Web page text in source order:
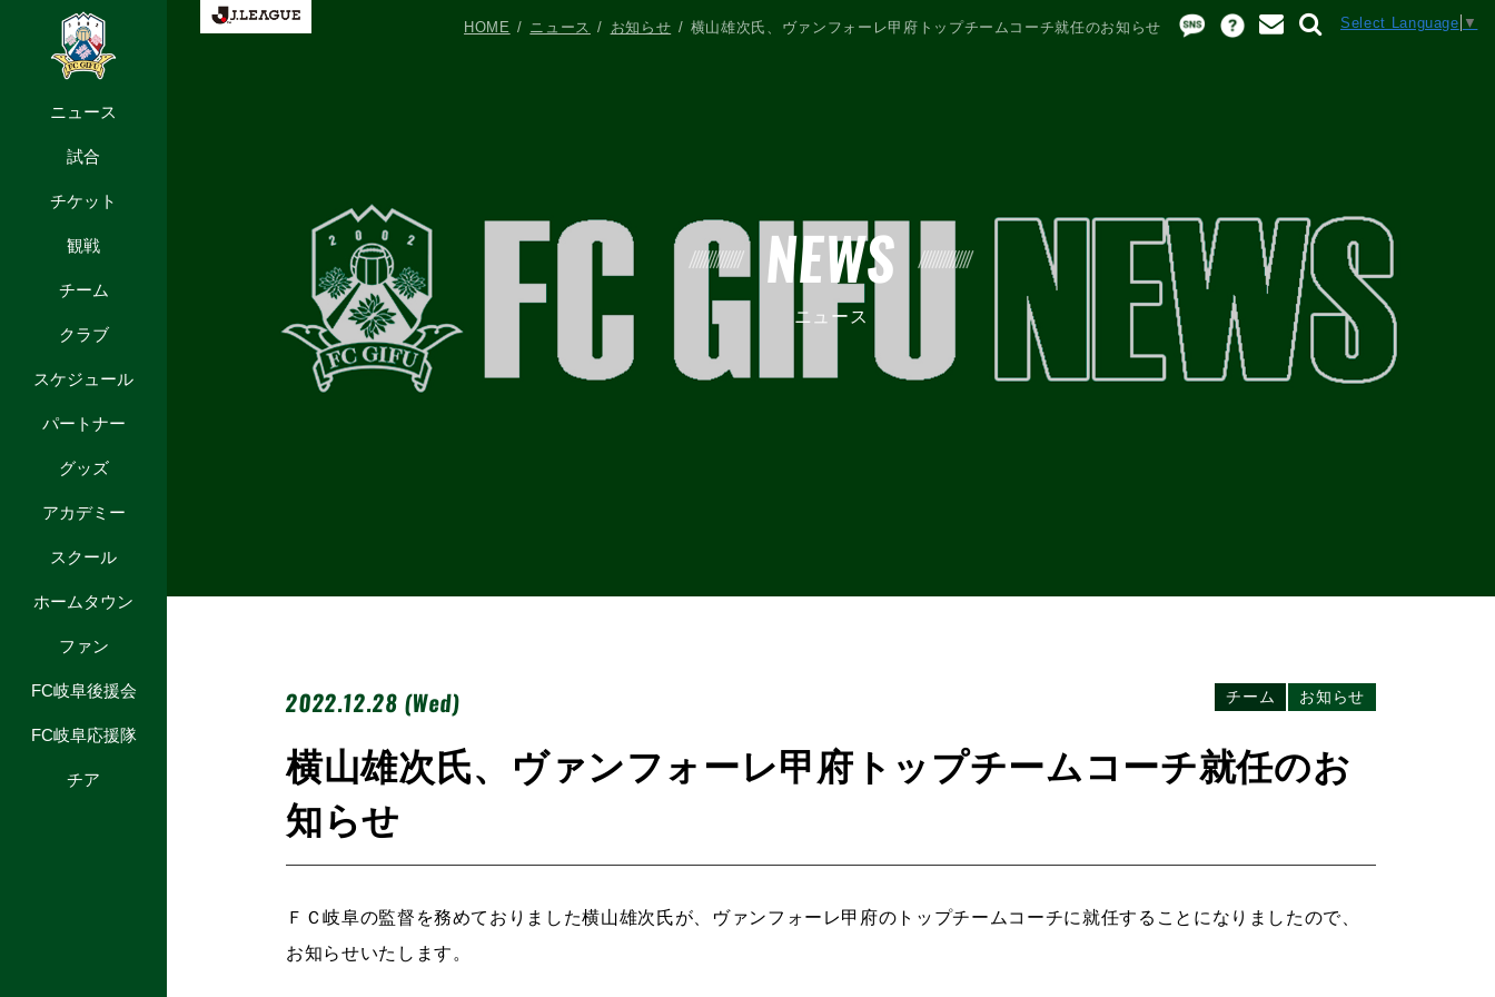
ニュース
試合
チケット
観戦
チーム
クラブ
スケジュール
パートナー
グッズ
アカデミー
スクール
ホームタウン
ファン
FC岐阜後援会
FC岐阜応援隊
チア
Select Language ▼
NEWS
ニュース
HOME ニュース お知らせ 横山雄次氏、ヴァンフォーレ甲府トップチームコーチ就任のお知らせ
2022.12.28 (Wed) お知らせ
チーム
横山雄次氏、ヴァンフォーレ甲府トップチームコーチ就任のお
知らせ
ＦＣ岐阜の監督を務めておりました横山雄次氏が、ヴァンフォーレ甲府のトップチームコーチに就任することになりましたので、
お知らせいたします。